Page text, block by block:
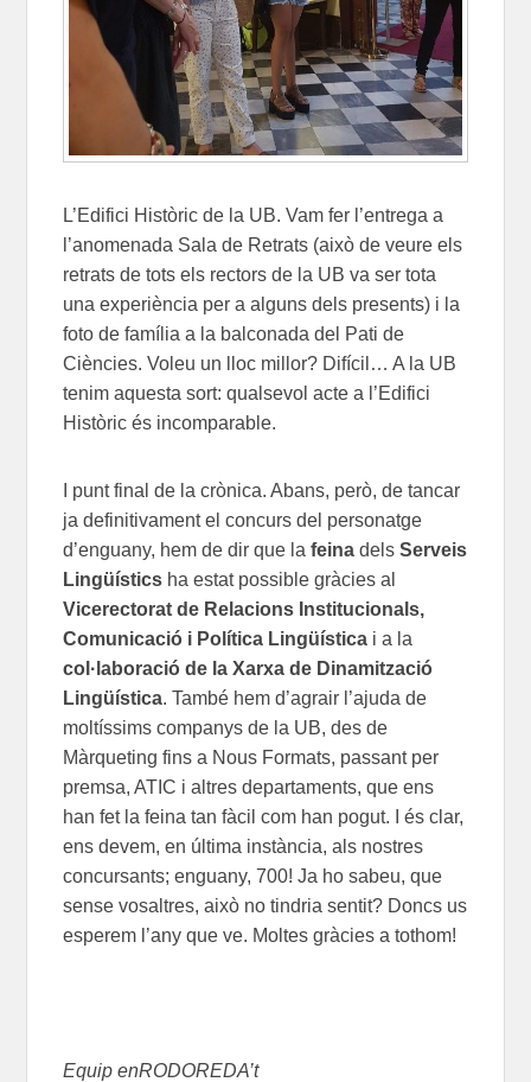
L’Edifici Històric de la UB. Vam fer l’entrega a
l’anomenada Sala de Retrats (això de veure els
retrats de tots els rectors de la UB va ser tota
una experiència per a alguns dels presents) i la
foto de família a la balconada del Pati de
Ciències. Voleu un lloc millor? Difícil… A la UB
tenim aquesta sort: qualsevol acte a l’Edifici
Històric és incomparable.
I punt final de la crònica. Abans, però, de tancar
ja definitivament el concurs del personatge
d’enguany, hem de dir que lafeina delsServeis
Lingüístics ha estat possible gràcies al
Vicerectorat de Relacions Institucionals,
Comunicació i Política Lingüística i a la
col·laboració de la Xarxa de Dinamització
Lingüística. També hem d’agrair l’ajuda de
moltíssims companys de la UB, des de
Màrqueting fins a Nous Formats, passant per
premsa, ATIC i altres departaments, que ens
han fet la feina tan fàcil com han pogut. I és clar,
ens devem, en última instància, als nostres
concursants; enguany, 700! Ja ho sabeu, que
sense vosaltres, això no tindria sentit? Doncs us
esperem l’any que ve. Moltes gràcies a tothom!
Equip enRODOREDA’t